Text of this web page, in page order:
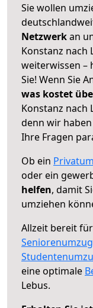
Sie wollen
Netzwerkan
Konstanz nach
weiterwissen –
Sie! Wenn Sie
was kostet
Konstanz nach
denn wir
Ihre Fragen
Ob ein
oder ein
helfen, damit
umziehen
Allzeit bereit
Seniorenumzug
eine optimale
Lebus.